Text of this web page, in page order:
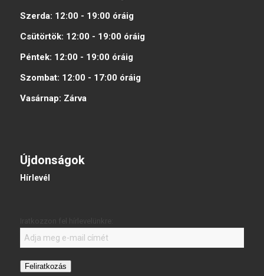
Szerda: 12:00 - 19:00 óráig
Csütörtök: 12:00 - 19:00 óráig
Péntek: 12:00 - 19:00 óráig
Szombat: 12:00 - 17:00 óráig
Vasárnap: Zárva
Újdonságok
Hírlevél
Feliratkozás